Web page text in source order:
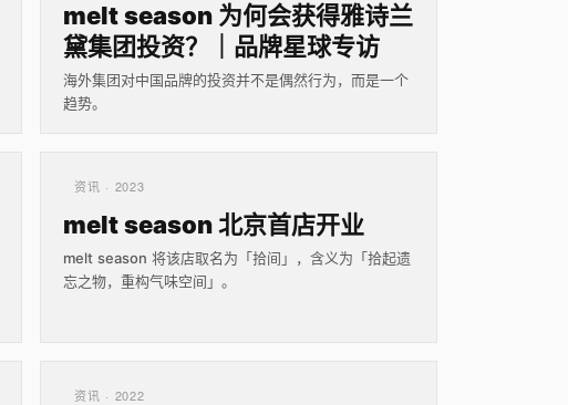
melt season 为何会获得雅诗兰
黛集团投资？｜品牌星球专访
海外集团对中国品牌的投资并不是偶然行为，而是一个
趋势。
资讯 · 2023
melt season 北京首店开业
melt season 将该店取名为「拾间」，含义为「拾起遗
忘之物，重构气味空间」。
资讯 · 2022